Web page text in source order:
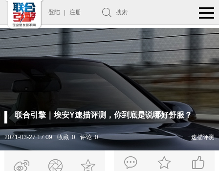
登陆 注册 搜索
联合引擎｜埃安Y速描评测，你到底是说哪好舒服？
2021-03-27 17:09 收藏 0 评论 0 速描评测